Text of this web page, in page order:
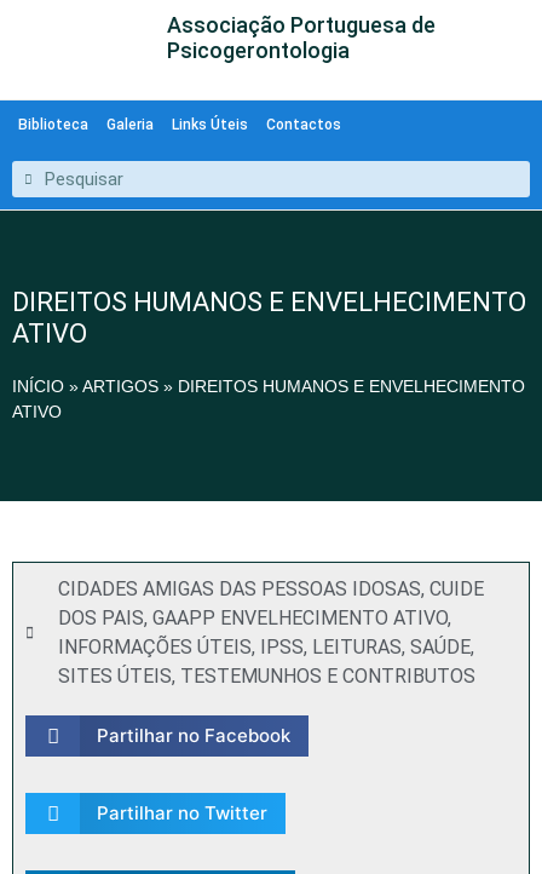
Associação Portuguesa de
Psicogerontologia
Biblioteca Galeria Links Úteis Contactos
DIREITOS HUMANOS E ENVELHECIMENTO
ATIVO
INÍCIO »ARTIGOS » DIREITOS HUMANOS E ENVELHECIMENTO
ATIVO
CIDADES AMIGAS DAS PESSOAS IDOSAS, CUIDE
DOS PAIS, GAAPP ENVELHECIMENTO ATIVO,
INFORMAÇÕES ÚTEIS, IPSS, LEITURAS, SAÚDE,
SITES ÚTEIS, TESTEMUNHOS E CONTRIBUTOS
Partilhar no Facebook
Partilhar no Twitter